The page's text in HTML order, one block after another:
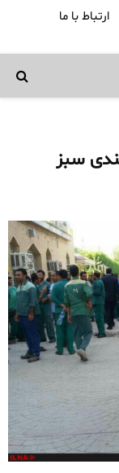
ارتباط با ما
سبز